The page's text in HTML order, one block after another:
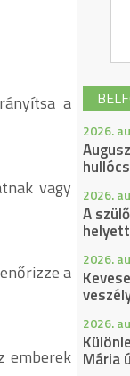
a
vagy
a
emberek
2026.
2026.
A
2026.
2026.
Mária